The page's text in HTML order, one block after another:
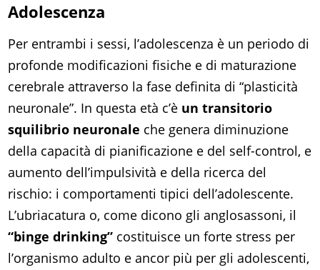
Adolescenza
Per entrambi i sessi, l’adolescenza è un periodo di
profonde modificazioni fisiche e di maturazione
cerebrale attraverso la fase definita di “plasticità
neuronale”. In questa età c’è un transitorio
squilibrio neuronale che genera diminuzione
della capacità di pianificazione e del self-control, e
aumento dell’impulsività e della ricerca del
rischio: i comportamenti tipici dell’adolescente.
L’ubriacatura o, come dicono gli anglosassoni, il
“binge drinking” costituisce un forte stress per
l’organismo adulto e ancor più per gli adolescenti,